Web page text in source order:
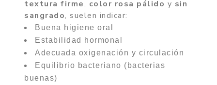
textura firme, color rosa pálido y sin
sangrado, suelen indicar:
Buena higiene oral
Estabilidad hormonal
Adecuada oxigenación y circulación
Equilibrio bacteriano (bacterias
buenas)